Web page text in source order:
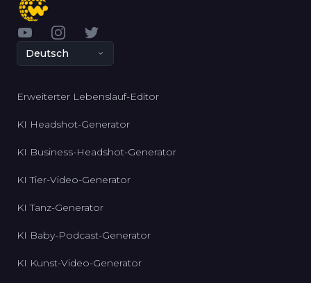
YouTubeInstagram
Twitter
Deutsch
Erweiterter Lebenslauf-Editor
KI Headshot-Generator
KI Business-Headshot-Generator
KI Tier-Video-Generator
KI Tanz-Generator
KI Baby-Podcast-Generator
KI Kunst-Video-Generator